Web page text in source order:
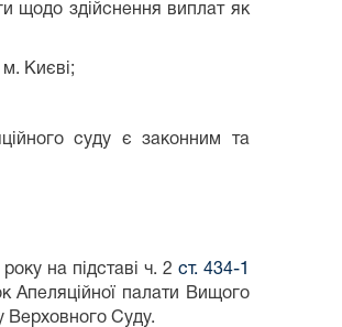
щодо здійснення виплат як
Києві;
суду є законним та
на підставі ч. 2ст. 434-1
Апеляційної палати Вищого
Верховного Суду.